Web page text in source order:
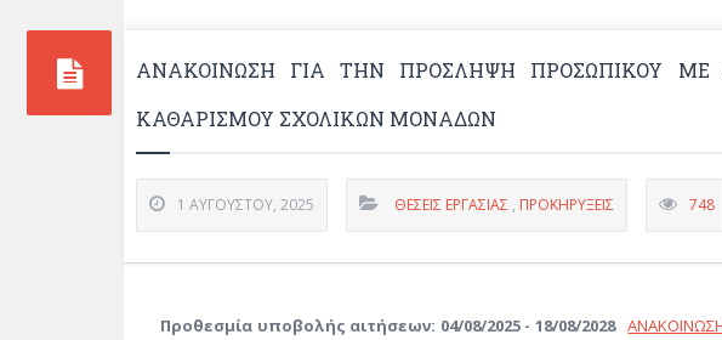
ΑΝΑΚΟΙΝΩΣΗ ΓΙΑ ΤΗΝ ΠΡΟΣΛΗΨΗ ΠΡΟΣΩΠΙΚΟΥ ΜΕ
ΚΑΘΑΡΙΣΜΟΥ ΣΧΟΛΙΚΩΝ ΜΟΝΑΔΩΝ
1 ΑΥΓΟΎΣΤΟΥ, 2025 ΘΈΣΕΙΣ ΕΡΓΑΣΊΑΣ , ΠΡΟΚΗΡΎΞΕΙΣ 748
Προθεσμία υποβολής αιτήσεων: 04/08/2025 - 18/08/2028